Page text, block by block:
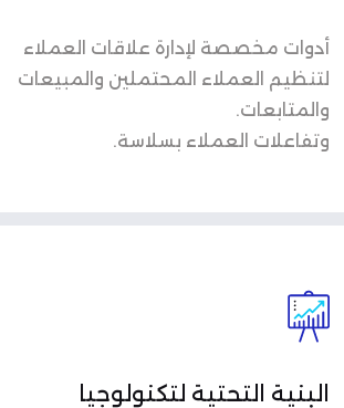
أدوات مخصصة لإدارة علاقات العملاء
لتنظيم العملاء المحتملين والمبيعات
والمتابعات.
وتفاعلات العملاء بسلاسة.
البنية التحتية لتكنولوجيا